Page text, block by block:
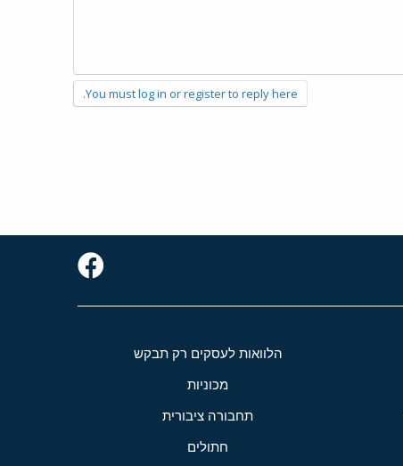
You must log in or register to reply here.
הלוואות לעסקים רק תבקש
מכוניות
תחבורה ציבורית
חתולים